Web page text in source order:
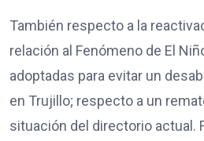
También respecto a la
relación al Fenómeno de El
adoptadas para evitar un
en Trujillo; respecto a un
situación del directorio actual.